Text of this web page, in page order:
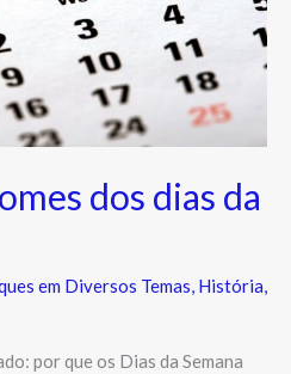
dos dias da
em Diversos Temas, História,
por que os Dias da Semana